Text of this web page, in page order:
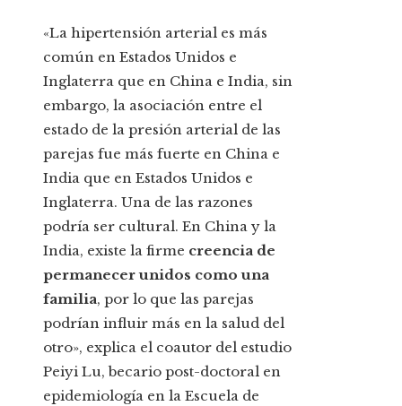
«La hipertensión arterial es más
común en Estados Unidos e
Inglaterra que en China e India, sin
embargo, la asociación entre el
estado de la presión arterial de las
parejas fue más fuerte en China e
India que en Estados Unidos e
Inglaterra. Una de las razones
podría ser cultural. En China y la
India, existe la firme creencia de
permanecer unidos como una
familia, por lo que las parejas
podrían influir más en la salud del
otro», explica el coautor del estudio
Peiyi Lu, becario post-doctoral en
epidemiología en la Escuela de